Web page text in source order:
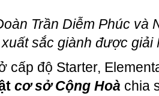
Trần Diễm Phúc và
sắc giành được giải
cấp độ Starter,
cơ sở Cộng Hoà chia